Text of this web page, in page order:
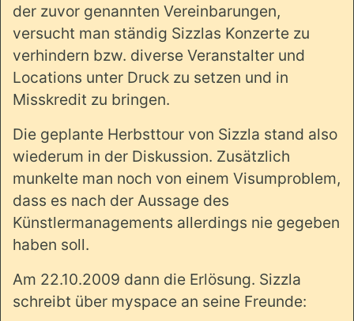
der zuvor genannten Vereinbarungen,
versucht man ständig Sizzlas Konzerte zu
verhindern bzw. diverse Veranstalter und
Locations unter Druck zu setzen und in
Misskredit zu bringen.
Die geplante Herbsttour von Sizzla stand also
wiederum in der Diskussion. Zusätzlich
munkelte man noch von einem Visumproblem,
dass es nach der Aussage des
Künstlermanagements allerdings nie gegeben
haben soll.
Am 22.10.2009 dann die Erlösung. Sizzla
schreibt über myspace an seine Freunde: